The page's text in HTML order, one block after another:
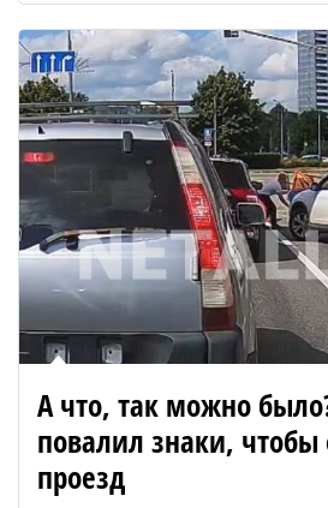
А что, так можно
повалил знаки, чтобы
проезд